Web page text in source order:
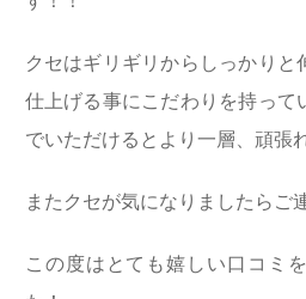
クセはギリギリからしっかりと
仕上げる事にこだわりを持って
でいただけるとより一層、頑張
またクセが気になりましたらご
この度はとても嬉しい口コミ